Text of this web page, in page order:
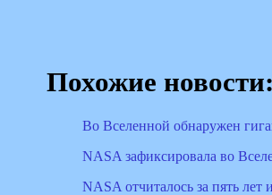
Похожие
Во Вселенной обнаружен
NASA зафиксировала во
NASA отчиталось за пять лет